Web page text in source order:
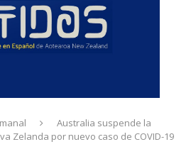
Australia suspende la
Zelanda por nuevo caso de COVID-19